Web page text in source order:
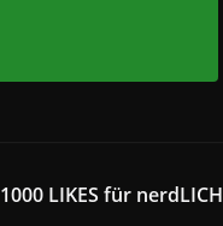
1000 LIKES für nerdLICH